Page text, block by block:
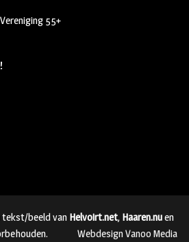
55+
beeld van Helvoirt.net, Haaren.nuen
Webdesign Vanoo Media